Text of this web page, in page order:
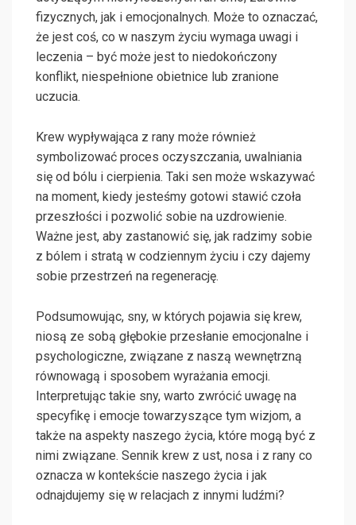
fizycznych, jak i emocjonalnych. Może to oznaczać,
że jest coś, co w naszym życiu wymaga uwagi i
leczenia – być może jest to niedokończony
konflikt, niespełnione obietnice lub zranione
uczucia.
Krew wypływająca z rany może również
symbolizować proces oczyszczania, uwalniania
się od bólu i cierpienia. Taki sen może wskazywać
na moment, kiedy jesteśmy gotowi stawić czoła
przeszłości i pozwolić sobie na uzdrowienie.
Ważne jest, aby zastanowić się, jak radzimy sobie
z bólem i stratą w codziennym życiu i czy dajemy
sobie przestrzeń na regenerację.
Podsumowując, sny, w których pojawia się krew,
niosą ze sobą głębokie przesłanie emocjonalne i
psychologiczne, związane z naszą wewnętrzną
równowagą i sposobem wyrażania emocji.
Interpretując takie sny, warto zwrócić uwagę na
specyfikę i emocje towarzyszące tym wizjom, a
także na aspekty naszego życia, które mogą być z
nimi związane. Sennik krew z ust, nosa i z rany co
oznacza w kontekście naszego życia i jak
odnajdujemy się w relacjach z innymi ludźmi?